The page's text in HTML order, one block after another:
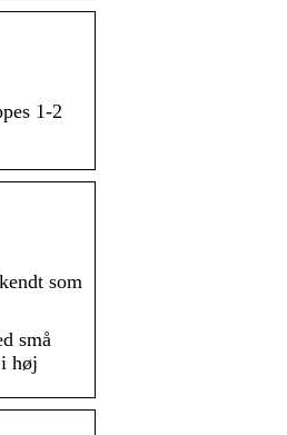
1-2
som
små
høj